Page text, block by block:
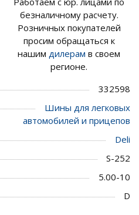
безналичному расчету.
Розничных покупателей
просим обращаться к
нашим дилерам в своем
регионе.
332598
Шины для легковых
автомобилей и прицепов
Deli
S-252
5.00-10
D